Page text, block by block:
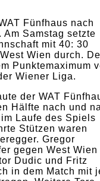
Fünfhaus nach
Samstag setzte
mit 40: 30
Wien durch.
Punktemaximum
Wiener Liga.
der WAT
Hälfte nach und
Laufe des Spiels
Stützen waren
Gregor
gegen West Wien
Dudic und Fritz
in dem Match mit